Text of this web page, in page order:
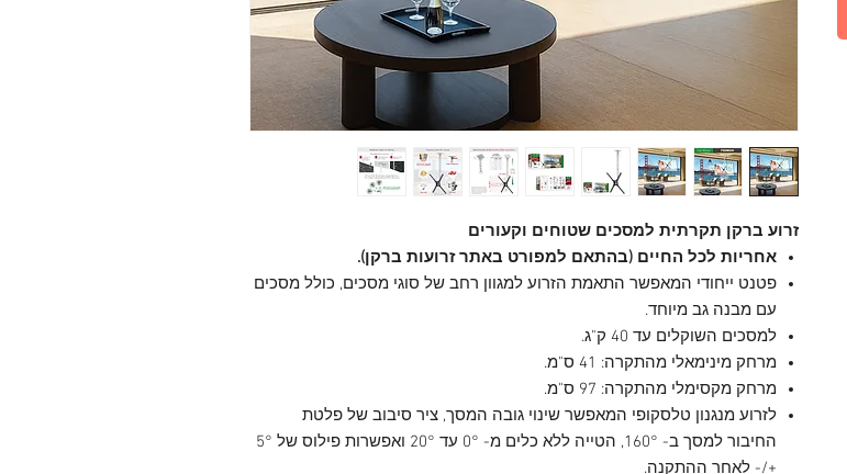
זרוע ברקן תקרתית למסכים שטוחים וקעורים
אחריות לכל החיים (בהתאם למפורט באתר זרועות ברקן).
פטנט ייחודי המאפשר התאמת הזרוע למגוון רחב של סוגי מסכים, כולל מסכים
עם מבנה גב מיוחד.
למסכים השוקלים עד 40 ק"ג.
מרחק מינימאלי מהתקרה: 41 ס"מ.
מרחק מקסימלי מהתקרה: 97 ס"מ.
לזרוע מנגנון טלסקופי המאפשר שינוי גובה המסך, ציר סיבוב של פלטת
החיבור למסך ב- 160°, הטייה ללא כלים מ- 0° עד 20° ואפשרות פילוס של 5°
+/- לאחר ההתקנה.